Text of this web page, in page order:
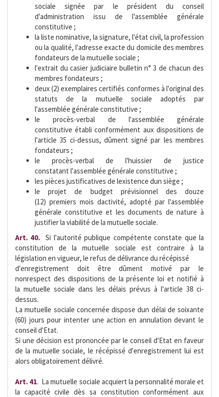
sociale signée par le président du conseil
d'administration issu de l'assemblée générale
constitutive ;
la liste nominative, la signature, l'état civil, la profession
ou la qualité, l'adresse exacte du domicile des membres
fondateurs de la mutuelle sociale ;
l'extrait du casier judiciaire bulletin n° 3 de chacun des
membres fondateurs ;
deux (2) exemplaires certifiés conformes à l'original des
statuts de la mutuelle sociale adoptés par
l'assemblée générale constitutive ;
le procès-verbal de l'assemblée générale
constitutive établi conformément aux dispositions de
l'article 35 ci-dessus, dûment signé par les membres
fondateurs ; 
le procès-verbal de l'huissier de justice
constatant l'assemblée générale constitutive ;
les pièces justificatives de lexistence dun siège ;
le projet de budget prévisionnel des douze
(12) premiers mois dactivité, adopté par l'assemblée
générale constitutive et les documents de nature à
justifier la viabilité de la mutuelle sociale.
Art. 40.  Si l'autorité publique compétente constate que la
constitution de la mutuelle sociale est contraire à la
législation en vigueur, le refus de délivrance du récépissé
d'enregistrement doit être dûment motivé par le
nonrespect des dispositions de la présente loi et notifié à
la mutuelle sociale dans les délais prévus à l'article 38 ci-
dessus.
La mutuelle sociale concernée dispose dun délai de soixante
(60) jours pour intenter une action en annulation devant le
conseil d'Etat.
Si une décision est prononcée par le conseil d'Etat en faveur
de la mutuelle sociale, le récépissé d'enregistrement lui est
alors obligatoirement délivré.
Art. 41.  La mutuelle sociale acquiert la personnalité morale et
la capacité civile dès sa constitution conformément aux